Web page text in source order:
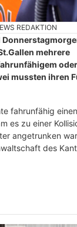
REDAKTION
mehrere
mussten ihren
fahrunfähig
es zu einer
angetrunken
des